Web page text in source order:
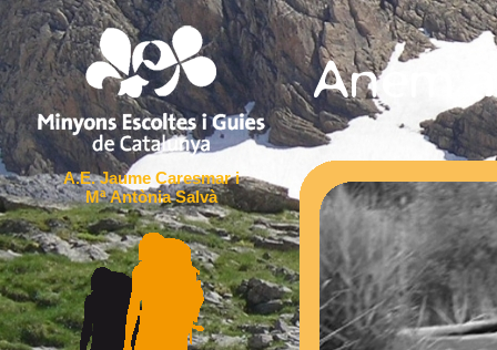
A.E. Jaume Caresmar i
Mª Antònia Salvà